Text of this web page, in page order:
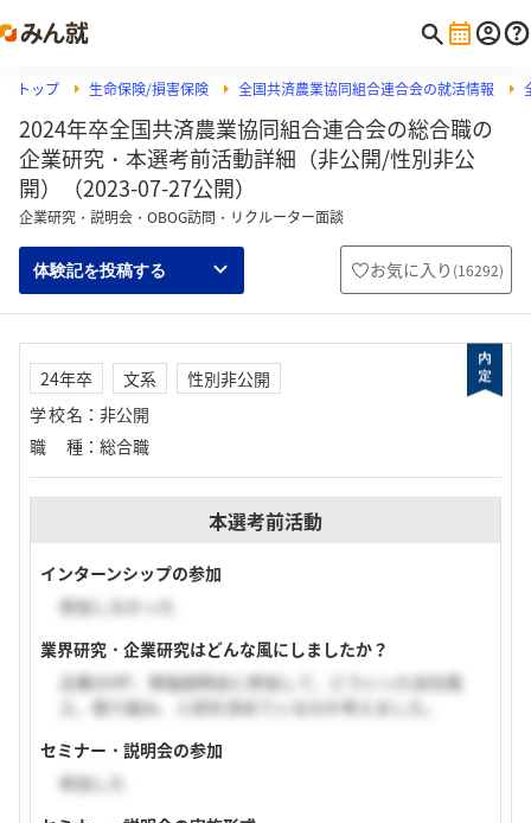
トップ 生命保険/損害保険 全国共済農業協同組合連合会の就活情報
2024年卒全国共済農業協同組合連合会の総合職の
企業研究・本選考前活動詳細（非公開/性別非公
開）（2023-07-27公開）
企業研究・説明会・OBOG訪問・リクルーター面談
体験記を投稿する お気に入り (16292)
24年卒 文系
性別非公開
学校名 ： 非公開
職種 ： 総合職
本選考前活動
インターンシップの参加
参加しなかった
業界研究・企業研究はどんな風にしましたか？
企業のHP、単独説明会に参加して、どういった会社風
土、取り組み、人材を求めているのか考えました。
セミナー・説明会の参加
参加した